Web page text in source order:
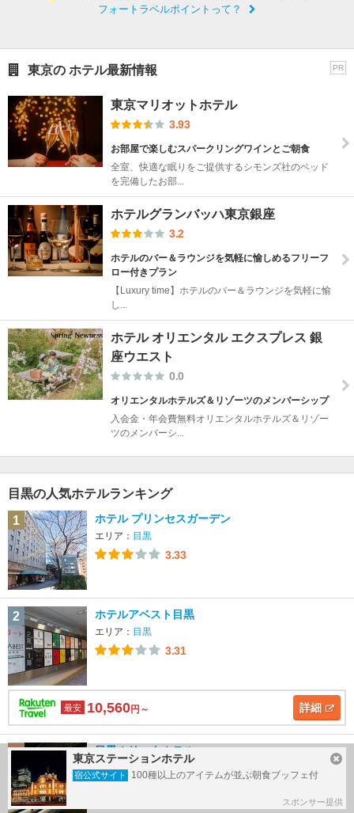
フォートラベルポイントって？
PR
東京の ホテル最新情報
東京マリオットホテル
3.93
お部屋で楽しむスパークリングワインとご朝食
全室、快適な眠りをご提供するシモンズ社のベッド
を完備したお部...
ホテルグランバッハ東京銀座
3.2
ホテルのバー＆ラウンジを気軽に愉しめるフリーフ
ロー付きプラン
【Luxury time】ホテルのバー＆ラウンジを気軽に愉
し...
ホテル オリエンタル エクスプレス 銀
座ウエスト
0.0
オリエンタルホテルズ＆リゾーツのメンバーシップ
入会金・年会費無料オリエンタルホテルズ＆リゾー
ツのメンバーシ...
目黒の人気ホテルランキング
1
ホテル プリンセスガーデン
エリア： 目黒
3.33
2 ホテルアベスト目黒
エリア： 目黒
3.31
最安 10,560円～ 詳細
3 目黒ホリックホテル
エリア：
東京ステーションホテル
宿公式サイト 100種以上のアイテムが並ぶ朝食ブッフェ付
スポンサー提供